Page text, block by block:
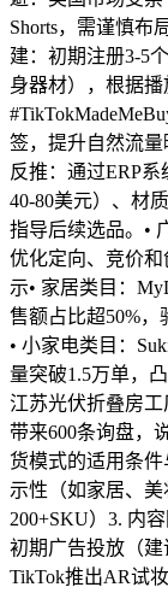
Shorts，需谨慎布
建：初期注册3-5
身器材），根据
签，提升自然流量
反推：通过ERP
40-80美元）、材
指导后续选品。•
优化定向、竞价和
示• 家居类目：
售额占比超50%，
• 小家电类目：
量突破1.5万单，
江苏光伏折叠房
带来600条询盘，
货模式的适用条
示性（如家居、
200+SKU）3. 内
初期广告投放（建
TikTok推出AR试